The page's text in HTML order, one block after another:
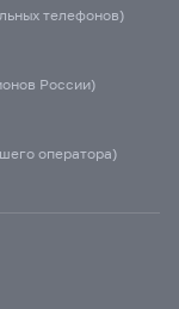
телефонов)
России)
оператора)